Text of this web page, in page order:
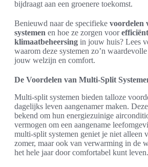
bijdraagt aan een groenere toekomst.
Benieuwd naar de specifieke voordelen
systemen en hoe ze zorgen voor
klimaatbeheersing in jouw huis? Lees
waarom deze systemen zo’n
jouw welzijn en comfort.
De Voordelen van Multi-Split
Multi-split systemen bieden talloze
dagelijks leven aangenamer maken.
bekend om hun energiezuinige
vermogen om een aangename
multi-split systemen geniet je niet alleen
zomer, maar ook van verwarming in de
het hele jaar door comfortabel kunt leven.